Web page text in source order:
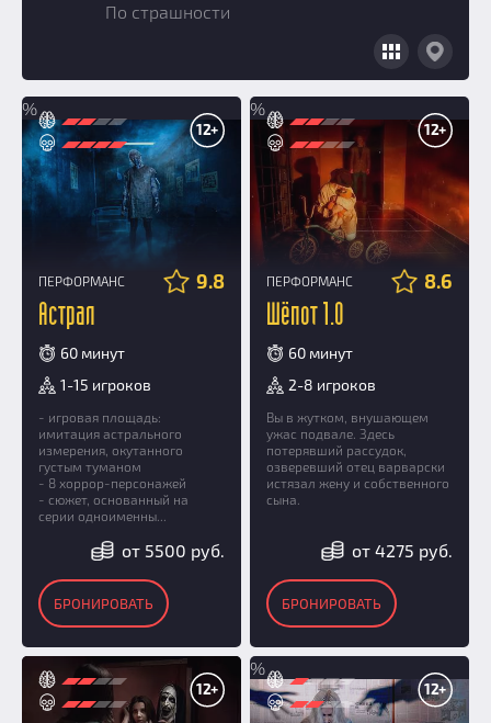
Партнерам
По страшности
%
12+
ПЕРФОРМАНС 9.8
Астрал
60 минут
1-15 игроков
- игровая площадь:
имитация астрального
измерения, окутанного
густым туманом
- 8 хоррор-персонажей
- сюжет, основанный на
серии одноименны...
от 5500 руб.
БРОНИРОВАТЬ
%
12+
ПЕРФОРМАНС 8.6
Шёпот 1.0
60 минут
2-8 игроков
Вы в жутком, внушающем
ужас подвале. Здесь
потерявший рассудок,
озверевший отец варварски
истязал жену и собственного
сына.
от 4275 руб.
БРОНИРОВАТЬ
12+
%
12+